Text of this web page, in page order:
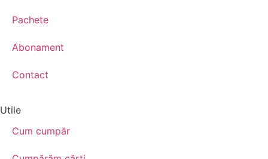
Pachete
Abonament
Contact
Utile
Cum cumpăr